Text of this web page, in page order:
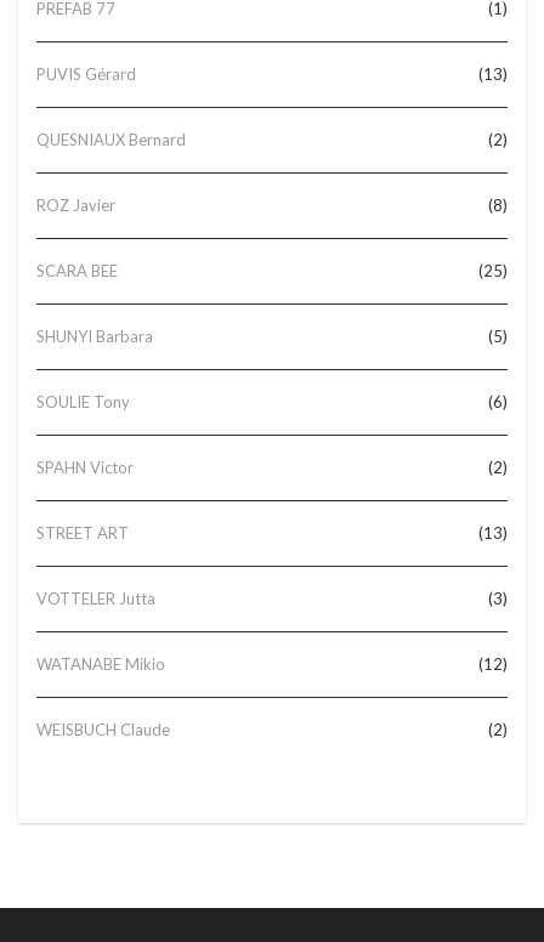
PREFAB 77 (1)
PUVIS Gérard (13)
QUESNIAUX Bernard (2)
ROZ Javier (8)
SCARA BEE (25)
SHUNYI Barbara (5)
SOULIE Tony (6)
SPAHN Victor (2)
STREET ART (13)
VOTTELER Jutta (3)
WATANABE Mikio (12)
WEISBUCH Claude (2)